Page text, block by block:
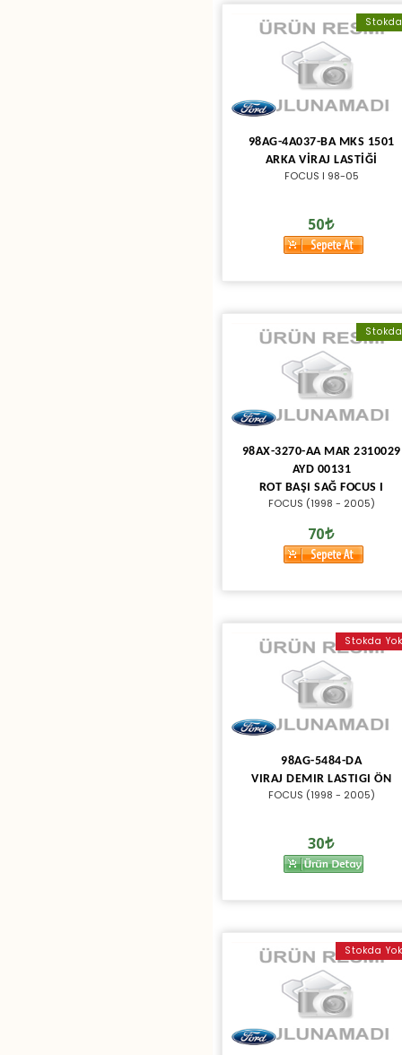
Stokda
98AG-4A037-BA MKS 1501
ARKA VİRAJ LASTİĞİ
FOCUS I 98-05
50
Stokda
98AX-3270-AA MAR 2310029
AYD 00131
ROT BAŞI SAĞ FOCUS I
FOCUS (1998 - 2005)
70
Stokda Yok
98AG-5484-DA
VIRAJ DEMIR LASTIGI ÖN
FOCUS (1998 - 2005)
30
Stokda Yok